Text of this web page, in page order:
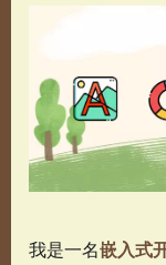
我是一名嵌入式